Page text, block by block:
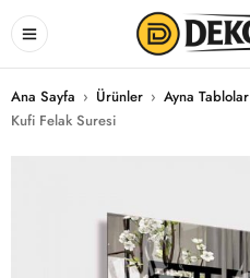
Ana Sayfa › Ürünler › Ayna Tablolar
Kufi Felak Suresi